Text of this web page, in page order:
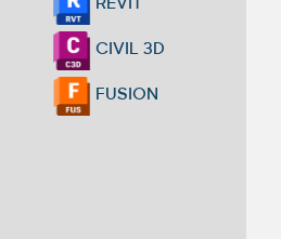
CIVIL 3D
FUSION